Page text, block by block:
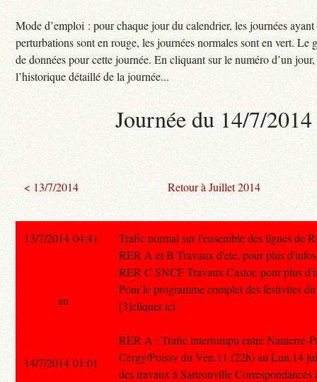
Mode d’emploi : pour chaque jour du calendrier, les journées
perturbations sont en rouge, les journées normales sont en vert. Le
de données pour cette journée. En cliquant sur le numéro d’un
l’historique détaillé de la journée...
Journée du 14/7/2014
< 13/7/2014 Retour à Juillet 2014
13/7/2014 04:41
Trafic normal sur l'ensemble des lignes de
RER A et B Travaux d'ete, pour plus
RER C SNCF Travaux Castor, pour plus
Pour le programme complet des festivites
[3]cliquer ici
RER A : Trafic interrompu entre Nanterre-
Cergy/Poissy du Ven.11 (22h) au Lun.14
des travaux à Sartrouville Correspondances
au
14/7/2014 01:01